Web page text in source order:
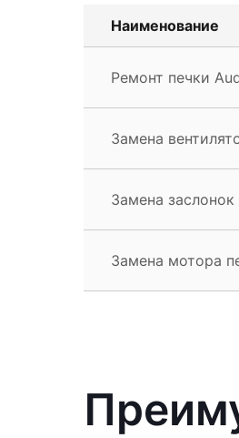
Наименование
Ремонт печки
Замена
Замена
Замена мотора